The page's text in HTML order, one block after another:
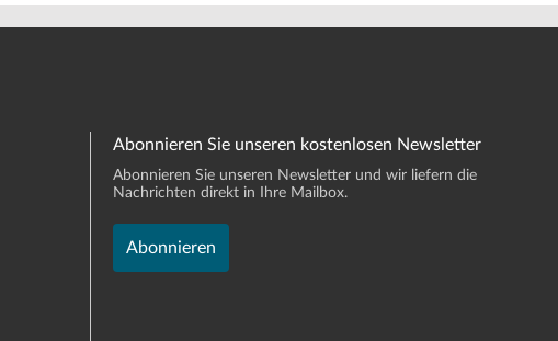
Abonnieren Sie unseren kostenlosen Newsletter
Abonnieren Sie unseren Newsletter und wir liefern die
Nachrichten direkt in Ihre Mailbox.
Abonnieren